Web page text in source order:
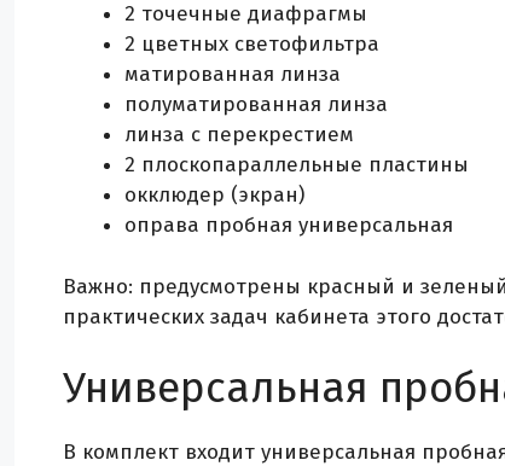
2 точечные диафрагмы
2 цветных светофильтра
матированная линза
полуматированная линза
линза с перекрестием
2 плоскопараллельные пластины
окклюдер (экран)
оправа пробная универсальная
Важно: предусмотрены красный и
практических задач кабинета этого
Универсальная
В комплект входит универсальная